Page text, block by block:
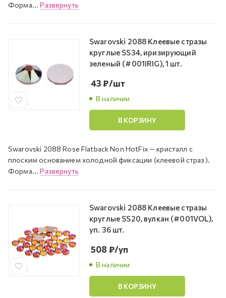
Форма...Развернуть
Swarovski 2088 Клеевые стразы
круглые SS34, иризирующий
зеленый (#001IRIG), 1 шт.
В наличии
43₽/шт
В КОРЗИНУ
Swarovski 2088 Rose Flatback Non HotFix — кристалл с
плоским основанием холодной фиксации (клеевой страз).
Форма...Развернуть
Swarovski 2088 Клеевые стразы
круглые SS20, вулкан (#001VOL),
уп. 36 шт.
В наличии
508 ₽/уп
В КОРЗИНУ